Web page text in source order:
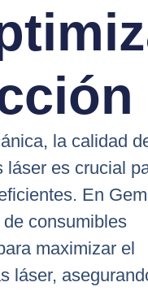
la calidad
láser es crucial
En
consumibles
maximizar el
láser,